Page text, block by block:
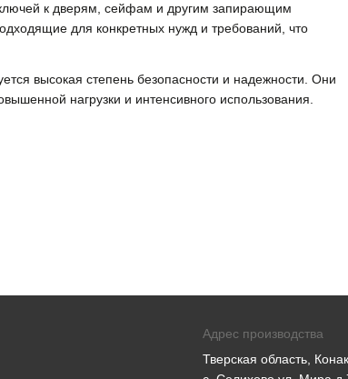
ключей к дверям, сейфам и другим запирающим
для конкретных нужд и требований, что
высокая степень безопасности и надежности. Они
нагрузки и интенсивного использования.
Адрес производства
Тверская область,